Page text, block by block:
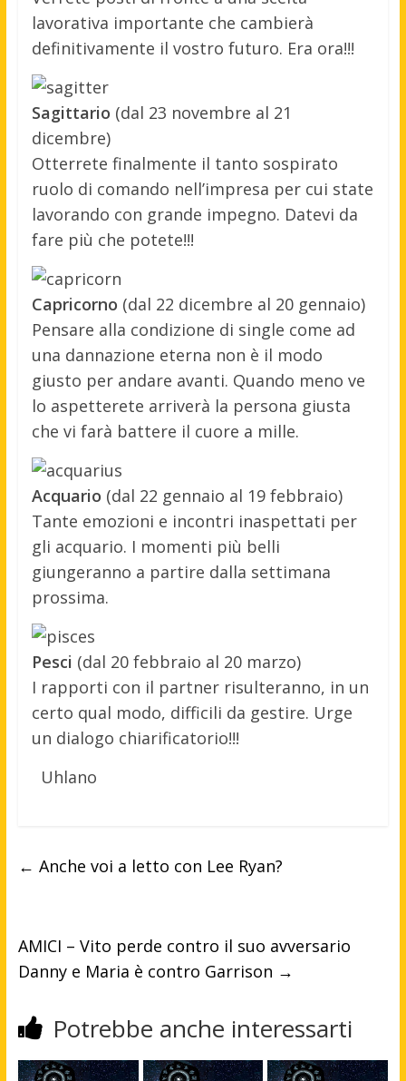
lavorativa importante che cambierà
definitivamente il vostro futuro. Era ora!!!
Sagittario (dal 23 novembre al 21
dicembre)
Otterrete finalmente il tanto sospirato
ruolo di comando nell’impresa per cui state
lavorando con grande impegno. Datevi da
fare più che potete!!!
Capricorno (dal 22 dicembre al 20 gennaio)
Pensare alla condizione di single come ad
una dannazione eterna non è il modo
giusto per andare avanti. Quando meno ve
lo aspetterete arriverà la persona giusta
che vi farà battere il cuore a mille.
Acquario (dal 22 gennaio al 19 febbraio)
Tante emozioni e incontri inaspettati per
gli acquario. I momenti più belli
giungeranno a partire dalla settimana
prossima.
Pesci (dal 20 febbraio al 20 marzo)
I rapporti con il partner risulteranno, in un
certo qual modo, difficili da gestire. Urge
un dialogo chiarificatorio!!!
Uhlano
← Anche voi a letto con Lee Ryan?
AMICI – Vito perde contro il suo avversario
Danny e Maria è contro Garrison →
Potrebbe anche interessarti